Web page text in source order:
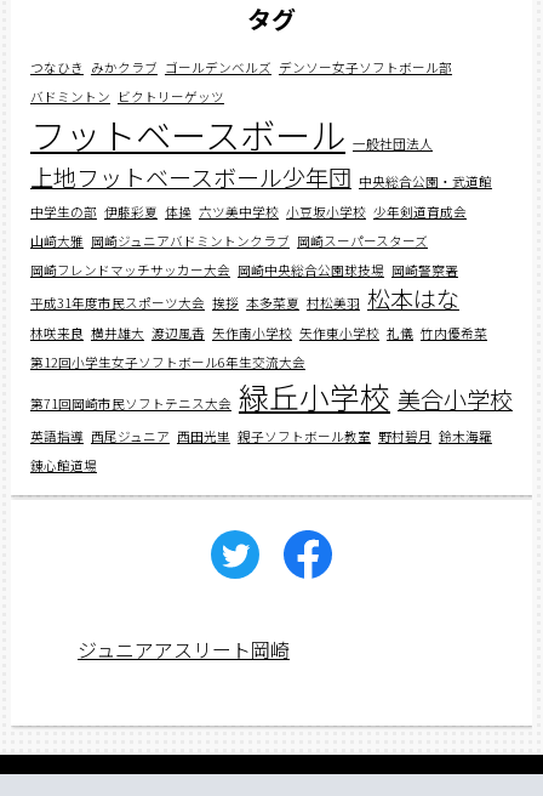
タグ
つなひき みかクラブ ゴールデンベルズ デンソー女子ソフトボール部
バドミントン ビクトリーゲッツ
フットベースボール 一般社団法人
上地フットベースボール少年団 中央総合公園・武道館
中学生の部 伊藤彩夏 体操 六ツ美中学校 小豆坂小学校 少年剣道育成会
山﨑大雅 岡崎ジュニアバドミントンクラブ 岡崎スーパースターズ
岡崎フレンドマッチサッカー大会 岡崎中央総合公園球技場 岡崎警察署
平成31年度市民スポーツ大会 挨拶 本多菜夏 村松美羽 松本はな
林咲来良 横井雄大 渡辺風香 矢作南小学校 矢作東小学校 礼儀 竹内優希菜
第12回小学生女子ソフトボール6年生交流大会
第71回岡崎市民ソフトテニス大会 緑丘小学校 美合小学校
英語指導 西尾ジュニア 西田光里 親子ソフトボール教室 野村碧月 鈴木海羅
錬心館道場
ジュニアアスリート岡崎